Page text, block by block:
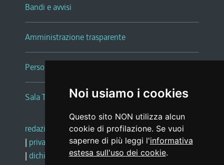
Noi usiamo i cookies
Questo sito NON utilizza alcun
cookie di profilazione. Se vuoi
saperne di più leggi l'informativa
estesa sull'uso dei cookie.
Bandi e avvisi
Amministrazione trasparente
Persone e Uffici
Sala Tiziano Tessitori
redazione web |note legali |glossario
| privacy
social media policy
| dichiarazione di accessibilità |feedback